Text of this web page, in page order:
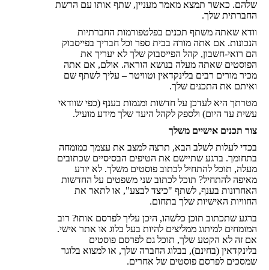
שלהם. כאשר תמצא מאמר מעניין, שתף אותו עם הרשת
החברתית שלך.
וודא שאתה משתף תכנים בפלטפורמות החברתיות
הנכונות. אם אתה מורה בבית ספר וכל חבריך בפייסבוק
הם רואי-חשבון, קהל הפייסבוק שלך לא יעריך את
הפוסטים שאתה מעלה בנושא הוראה. אולם, אם אתה
מכיר מורים רבים בלינקדאין וטוויטר – עליך לשתף שם
ואיתם את התכנים שלך.
מטרתך היא לעדכן על חדשות ומגמות בענף (כפי שוודאי
עשית עד היום) ולספק לקהל היעד שלך מידע מועיל.
צור תכנים אישיים משלך
בכדי לעלות לשלב הבא, תרצה למצב את עצמך כמומחה
בתחומך. ברגע שתיישם את הטיפים הבסיסיים שכתובים
מעלה, תוכל להתחיל לכתוב פוסטים משלך. לא יודע
מאיפה להתחיל? תוכל לכתוב שני משפטים על החדשות
האחרונות בענף, לשתף "כיצד לבצע", או לתאר את
החוויות האישיות שלך בתחום.
ברגע שתכתוב תוכן כלשהו, היכן עליך לפרסם אותו? רוב
המומחים למיתוג ממליצים להיות בעל בלוג או אתר אישי.
אם זה לא הקטע שלך, תוכל גם לפרסם פוסטים
בלינקדאין (בחינם), בבלוג החברה שלך, או למצוא בלוגר
שמסכים לפרסם פוסטים של אחרים.